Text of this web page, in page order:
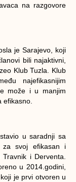
na razgovore
je Sarajevo, koji
bili najaktivni,
Klub Tuzla. Klub
najefikasnijim
može i u manjim
efikasno.
u saradnji sa
za svoj efikasan i
i Derventa.
u 2014.godini,
je prvi otvoren u